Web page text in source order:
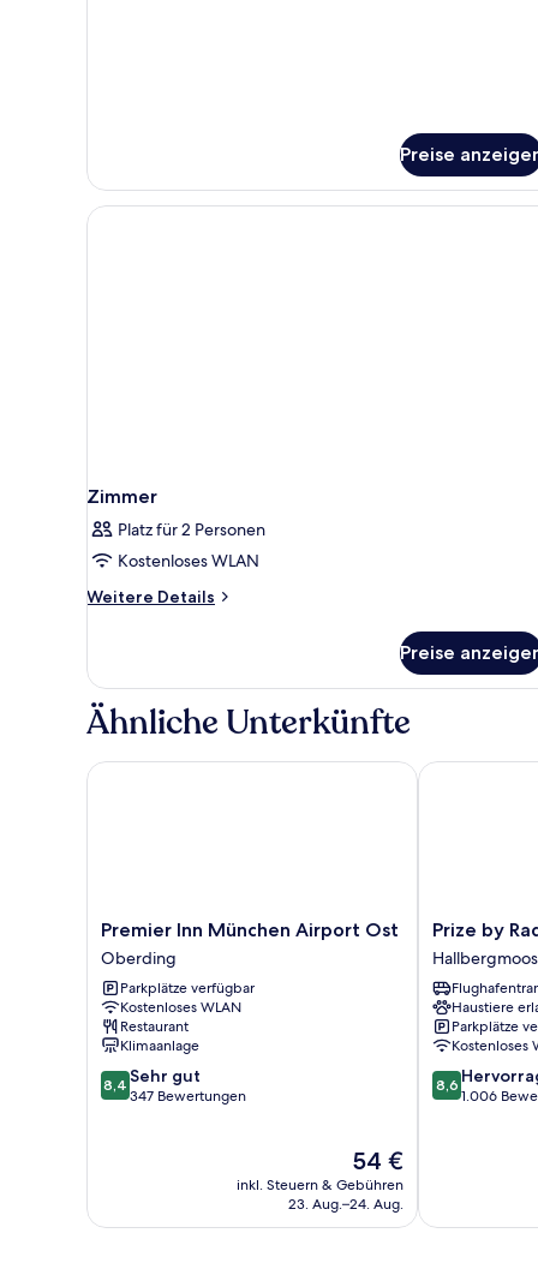
Preise
Zimmer
Platz für 2 Personen
Kostenloses WLAN
Weitere Details
Weitere
Preise
Ähnliche Unterkünfte
Premier
Inn
München
Airport
Ost
Oberding
Premier Inn München Airport Ost
Oberding
Parkplätze verfügbar
Kostenloses WLAN
Restaurant
Klimaanlage
8.4
von
8,4 Sehr gut
347 Bewertungen
Der
Preis
beträgt
54 €
inkl. Steuern & Gebühren
23. Aug.–24. Aug.
Premier Inn München Airport Ost
Prize
by
Radisson,
Munich
Airport
Hallbergmoos
Prize by
Hallbergmoos
Haustiere
Parkplätze
Kostenloses
8.6
von
8,6
1.006
Prize by